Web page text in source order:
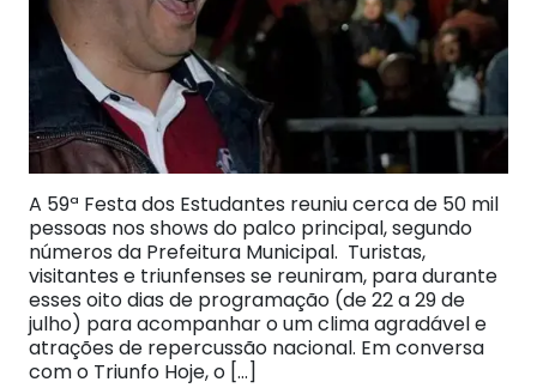
A 59ª Festa dos Estudantes reuniu cerca de 50 mil
pessoas nos shows do palco principal, segundo
números da Prefeitura Municipal. Turistas,
visitantes e triunfenses se reuniram, para durante
esses oito dias de programação (de 22 a 29 de
julho) para acompanhar o um clima agradável e
atrações de repercussão nacional. Em conversa
com o Triunfo Hoje, o […]